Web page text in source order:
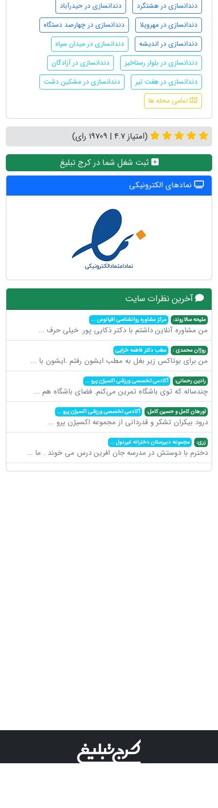
دندانسازی در هشتگرد
دندانسازی در حیدرآباد
دندانسازی در مهرویلا
دندانسازی در چهارصد دستگاه
دندانسازی در اندیشه
دندانسازی در میدان سپاه
دندانسازی در بلوار رستاخیز
دندانسازی در آزادگان
دندانسازی در هفت تیر
دندانسازی در مشکین دشت
تمامی محله ها
(امتیاز 4.7 | 19709 رای)
ثبت شغل شما در کرج تبلیغ
نمادهای الکترونیکی
آخرین نظرات سایت
ملیحه سالاروند: مرکز مشاوره روانشناسی اقیانوس...
من مشاوره آنلاین داشتم با دکتر ذکایی پور. خیلی حرف ...
روژان محمدی : مطب دکتر فاطمه خزایی
من برای بوتاکس زیر بغل به مطب ایشون رفتم .ایشون با ...
رادین رحمانی: آکادمی تخصصی ورزشی اکسیژن پرو...
چندساله که توی باشگاه تمرین می‌کنم. فضای باشگاه هم ...
اورهان کامل و حسین کامل: آکادمی تخصصی ورزشی اکسیژن پرو...
درود بیکران تشکر و قدردانی از مجموعه اکسیژن پرو ...
زری: مجموعه دبیرستان دخترانه غیردول...
دخترم با دوستش در مدرسه جان افرین درس می خوند . ما ...